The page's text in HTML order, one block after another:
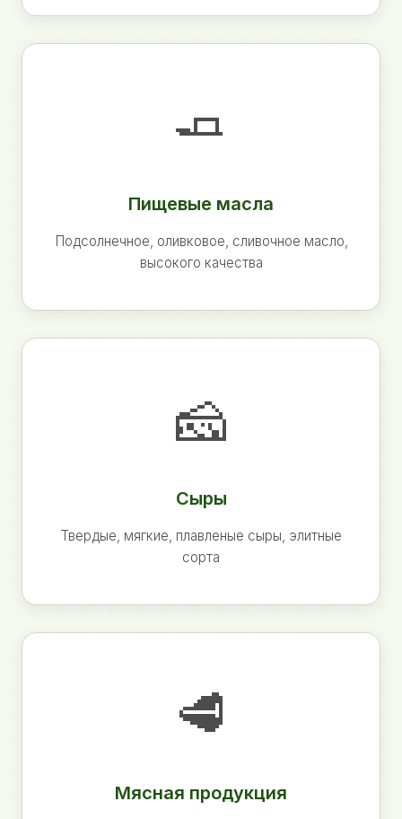
🧈
Пищевые масла
Подсолнечное, оливковое, сливочное масло,
высокого качества
🧀
Сыры
Твердые, мягкие, плавленые сыры, элитные
сорта
🥩
Мясная продукция